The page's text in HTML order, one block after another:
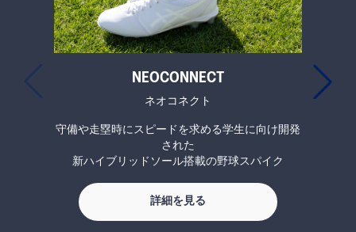
NEOCONNECT
ネオコネクト
守備や走塁時にスピードを求める学生に向け開発
された
新ハイブリッドソール搭載の野球スパイク
詳細を見る